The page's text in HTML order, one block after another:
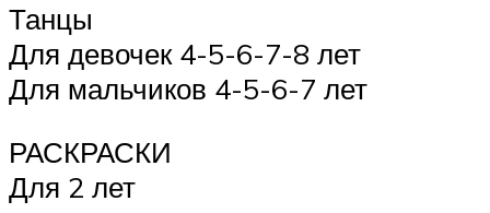
Танцы
Для девочек 4-5-6-7-8 лет
Для мальчиков 4-5-6-7 лет
РАСКРАСКИ
Для 2 лет